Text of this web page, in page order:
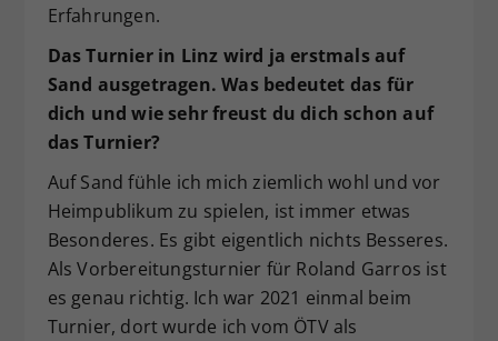
Erfahrungen.
Das Turnier in Linz wird ja erstmals auf
Sand ausgetragen. Was bedeutet das für
dich und wie sehr freust du dich schon auf
das Turnier?
Auf Sand fühle ich mich ziemlich wohl und vor
Heimpublikum zu spielen, ist immer etwas
Besonderes. Es gibt eigentlich nichts Besseres.
Als Vorbereitungsturnier für Roland Garros ist
es genau richtig. Ich war 2021 einmal beim
Turnier, dort wurde ich vom ÖTV als